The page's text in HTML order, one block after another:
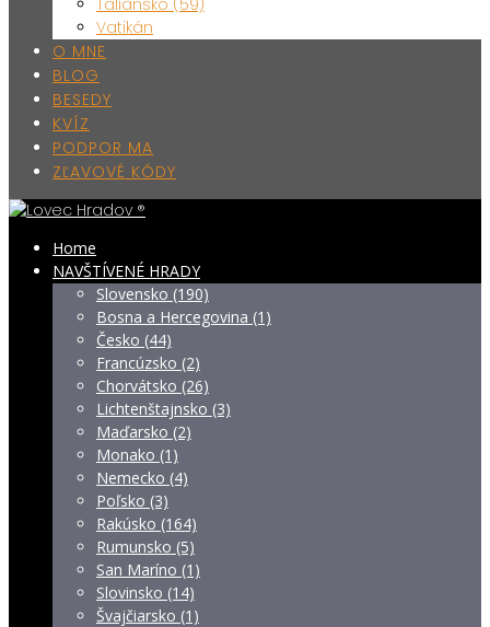
Taliansko (59)
Vatikán
O MNE
BLOG
BESEDY
KVÍZ
PODPOR MA
ZĽAVOVÉ KÓDY
Home
NAVŠTÍVENÉ HRADY
Slovensko (190)
Bosna a Hercegovina (1)
Česko (44)
Francúzsko (2)
Chorvátsko (26)
Lichtenštajnsko (3)
Maďarsko (2)
Monako (1)
Nemecko (4)
Poľsko (3)
Rakúsko (164)
Rumunsko (5)
San Maríno (1)
Slovinsko (14)
Švajčiarsko (1)